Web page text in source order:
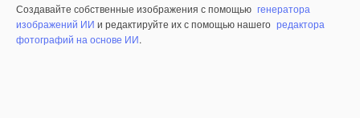
Создавайте собственные изображения с помощью генератора
изображений ИИ и редактируйте их с помощью нашего редактора
фотографий на основе ИИ.